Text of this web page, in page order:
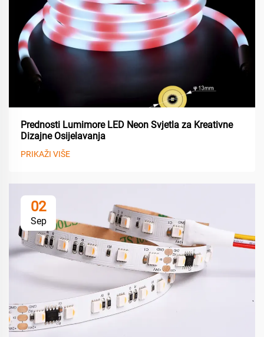
Prednosti Lumimore LED Neon Svjetla za Kreativne
Dizajne Osijelavanja
PRIKAŽI VIŠE
02
Sep